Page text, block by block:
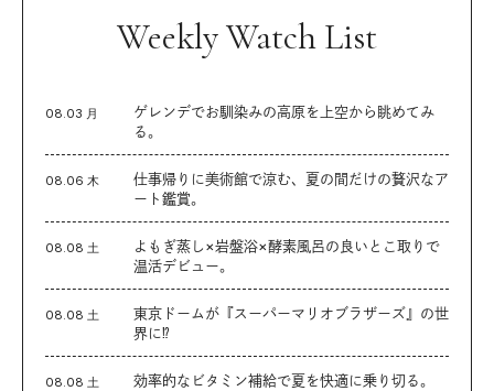
Weekly Watch List
08.03 月
ゲレンデでお馴染みの高原を上空から眺めてみ
る。
08.06 木
仕事帰りに美術館で涼む、夏の間だけの贅沢なア
ート鑑賞。
08.08 土
よもぎ蒸し×岩盤浴×酵素風呂の良いとこ取りで
温活デビュー。
08.08 土
東京ドームが『スーパーマリオブラザーズ』の世
界に⁉︎
08.08 土 効率的なビタミン補給で夏を快適に乗り切る。